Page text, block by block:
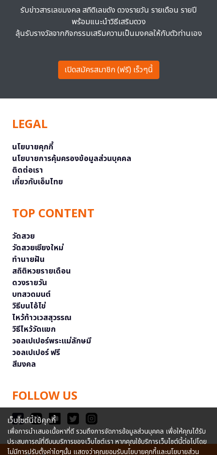
รับข่าวสารเลขมงคล สถิติเลขดัง ดวงรายวัน รายเดือน รายปี
พร้อมแนะนำวิธีเสริมดวง
ลุ้นรับรางวัลจากกิจกรรมเสริมความเป็นมงคลให้กับตัวท่านเอง
เปิดสมัครสมาชิก (ฟรี) เร็วๆนี้
LEGAL
นโยบายคุกกี้
นโยบายการคุ้มครองข้อมูลส่วนบุคคล
ติดต่อเรา
เกี่ยวกับเอ็มไทย
TOP CONTENT
วัดสวย
วัดสวยเชียงใหม่
ทำนายฝัน
สถิติหวยรายเดือน
ดวงรายวัน
บทสวดมนต์
วิธีบนไอ้ไข่
ไหว้ท้าวเวสสุวรรณ
วิธีไหว้วัดแขก
วอลเปเปอร์พระแม่ลักษมี
วอลเปเปอร์ ฟรี
สีมงคล
FOLLOW US
เว็บไซต์นี้ใช้คุกกี้
เพื่อการนำเสนอเนื้อหาที่ดี รวมถึงการจัดการข้อมูลส่วนบุคคล เพื่อให้คุณได้รับ
ประสบการณ์ที่ดีบนบริการของเว็บไซต์เรา หากคุณใช้บริการเว็บไซต์นี้ต่อไปโดย
ไม่มีการปรับตั้งค่าใดๆนั้น แสดงว่าคุณยอมรับนโยบายคุกกี้และนโยบายส่วน